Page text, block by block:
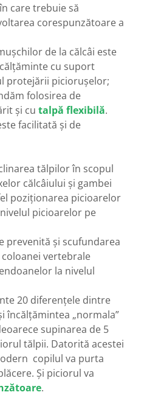
care trebuie să
corespunzătoare a
de la călcâi este
cu suport
protejării piciorușelor;
folosirea de
și cu talpă flexibilă.
facilitată și de
tălpilor în scopul
călcâiului și gambei
poziționarea picioarelor
picioarelor pe
prevenită și scufundarea
vertebrale
la nivelul
20 diferențele dintre
încălțămintea „normala”
supinarea de 5
tălpii. Datorită acestei
copilul va purta
Și piciorul va
.